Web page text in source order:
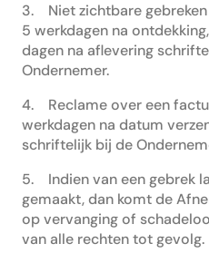
3. Niet zichtbare
5 werkdagen na
dagen na aflevering
Ondernemer.
4. Reclame over een
werkdagen na datum
schriftelijk bij de
5. Indien van een gebrek
gemaakt, dan komt de
op vervanging of
van alle rechten tot gevolg.